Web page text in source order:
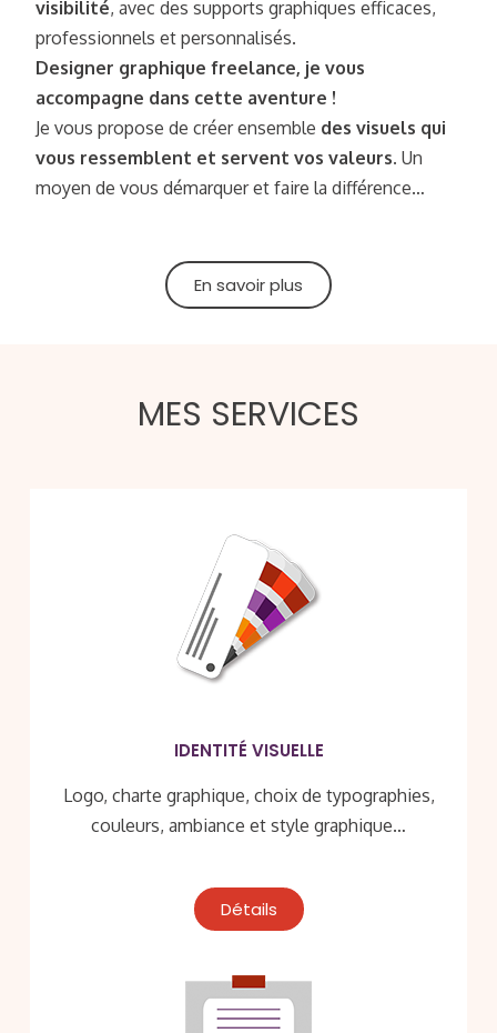
visibilité, avec des supports graphiques efficaces,
professionnels et personnalisés.
Designer graphique freelance, je vous
accompagne dans cette aventure !
Je vous propose de créer ensemble des visuels qui
vous ressemblent et servent vos valeurs. Un
moyen de vous démarquer et faire la différence…
En savoir plus
MES SERVICES
IDENTITÉ VISUELLE
Logo, charte graphique, choix de typographies,
couleurs, ambiance et style graphique…
Détails